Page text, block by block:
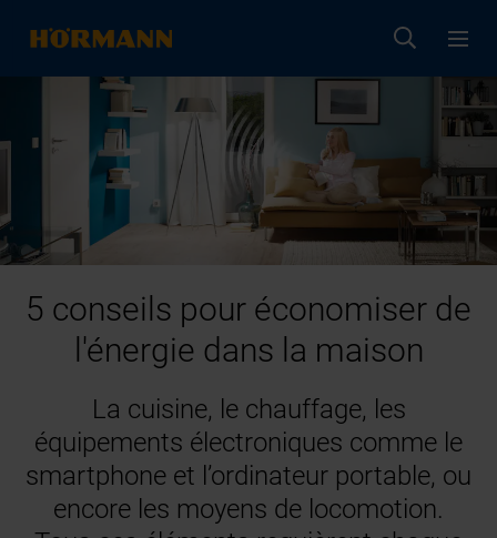
5 conseils pour économiser de
l'énergie dans la maison
La cuisine, le chauffage, les
équipements électroniques comme le
smartphone et l’ordinateur portable, ou
encore les moyens de locomotion.